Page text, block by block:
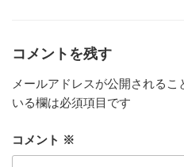
コメントを残す
メールアドレスが公開されるこ
いる欄は必須項目です
コメント ※